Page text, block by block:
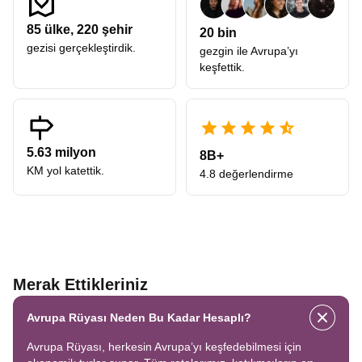
85 ülke, 220 şehir
gezisi gerçekleştirdik.
20 bin
gezgin ile Avrupa’yı
keşfettik.
5.63 milyon
KM yol katettik.
8B+
4.8 değerlendirme
Merak Ettikleriniz
Avrupa Rüyası Neden Bu Kadar Hesaplı?
Avrupa Rüyası, herkesin Avrupa’yı keşfedebilmesi için